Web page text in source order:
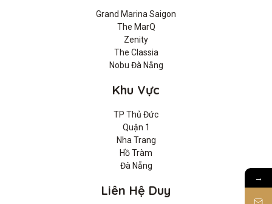
Grand Marina Saigon
The MarQ
Zenity
The Classia
Nobu Đà Nẵng
Khu Vực
TP Thủ Đức
Quận 1
Nha Trang
Hồ Tràm
Đà Nẵng
Liên Hệ Duy
→